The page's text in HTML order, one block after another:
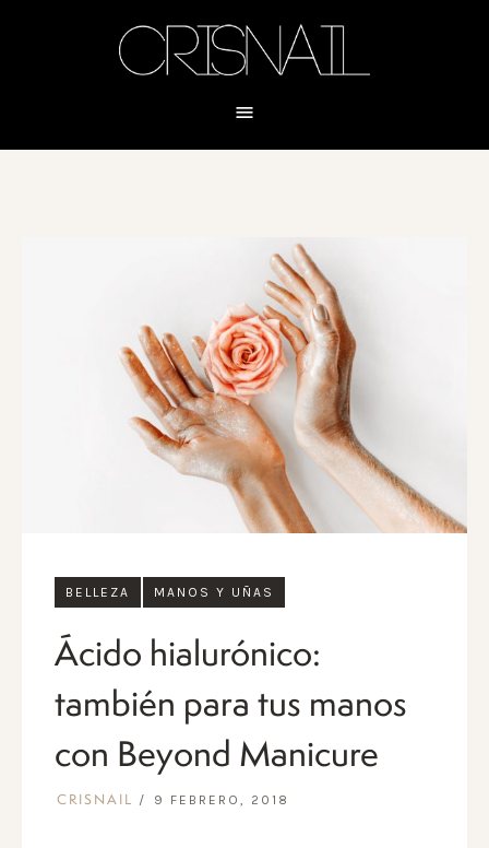
BELLEZA MANOS Y UÑAS
Ácido hialurónico:
también para tus manos
con Beyond Manicure
CRISNAIL 9 FEBRERO, 2018